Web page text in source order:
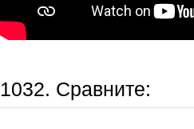
1032. Сравните: